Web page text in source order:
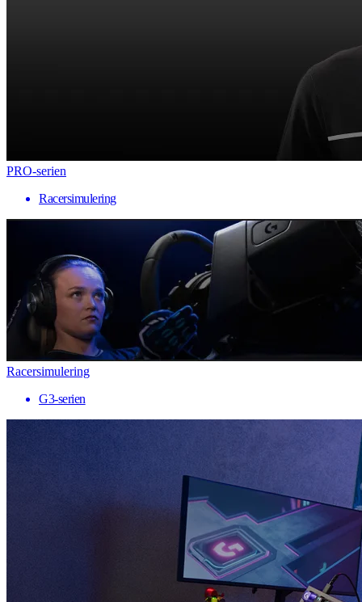
PRO-serien
Racersimulering
Racersimulering
G3-serien